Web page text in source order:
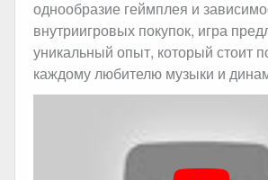
однообразие геймплея и
внутриигровых покупок, игра
уникальный опыт, который стоит
каждому любителю музыки и